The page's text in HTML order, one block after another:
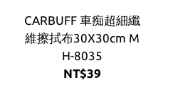
CARBUFF 車痴超細纖
維擦拭布30X30cm M
H-8035
NT$39